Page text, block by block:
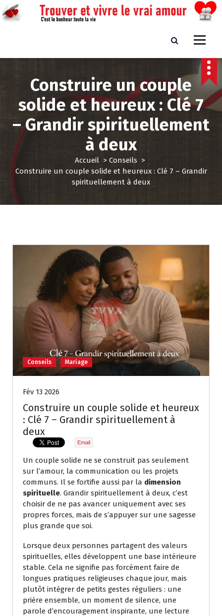
a
Trouver et vivre le vrai amour
Construire un couple
solide et heureux : Clé 7
– Grandir spirituellement
à deux
Accueil > Conseils >
Construire un couple solide et heureux : Clé 7 – Grandir
spirituellement à deux
Conseils Mariage
Fév 13 2026
Construire un couple solide et heureux
: Clé 7 – Grandir spirituellement à
deux
Email
Un couple solide ne se construit pas seulement
sur l’amour, la communication ou les projets
communs. Il se fortifie aussi par la dimension
spirituelle. Grandir spirituellement à deux, c’est
choisir de ne pas avancer uniquement avec ses
propres forces, mais de s’appuyer sur une sagesse
plus grande que soi.
Lorsque deux personnes partagent des valeurs
spirituelles, elles développent une base intérieure
stable. Cela ne signifie pas forcément faire de
longues pratiques religieuses chaque jour, mais
plutôt intégrer de petits gestes réguliers : une
prière ensemble, un moment de silence, une
parole d’encouragement inspirante, une lecture